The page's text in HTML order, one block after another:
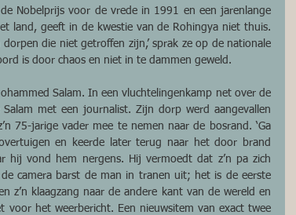
Nobelprijs voor de vrede in 1991 en een jarenlange
land, geeft in de kwestie van de Rohingya niet thuis.
die niet getroffen zijn,’ sprak ze op de nationale
is door chaos en niet in te dammen geweld.
Salam. In een vluchtelingenkamp net over de
met een journalist. Zijn dorp werd aangevallen
75-jarige vader mee te nemen naar de bosrand. ‘Ga
en keerde later terug naar het door brand
hij vond hem nergens. Hij vermoedt dat z’n pa zich
camera barst de man in tranen uit; het is de eerste
z’n klaagzang naar de andere kant van de wereld en
het weerbericht. Een nieuwsitem van exact twee